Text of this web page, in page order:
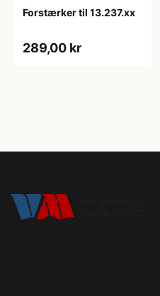
Forstærker til 13.237.xx
289,00 kr